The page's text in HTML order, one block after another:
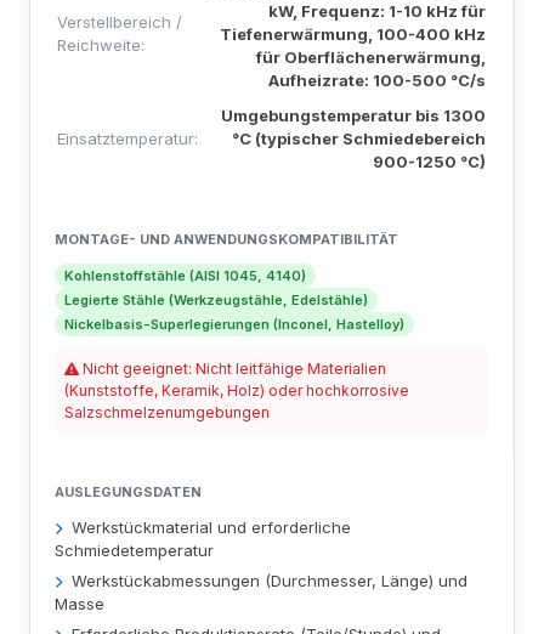
Verstellbereich /
Reichweite:
kW, Frequenz: 1-10 kHz für
Tiefenerwärmung, 100-400 kHz
für Oberflächenerwärmung,
Aufheizrate: 100-500 °C/s
Einsatztemperatur:
Umgebungstemperatur bis 1300
°C (typischer Schmiedebereich
900-1250 °C)
MONTAGE- UND ANWENDUNGSKOMPATIBILITÄT
Kohlenstoffstähle (AISI 1045, 4140)
Legierte Stähle (Werkzeugstähle, Edelstähle)
Nickelbasis-Superlegierungen (Inconel, Hastelloy)
Nicht geeignet: Nicht leitfähige Materialien
(Kunststoffe, Keramik, Holz) oder hochkorrosive
Salzschmelzenumgebungen
AUSLEGUNGSDATEN
Werkstückmaterial und erforderliche
Schmiedetemperatur
Werkstückabmessungen (Durchmesser, Länge) und
Masse